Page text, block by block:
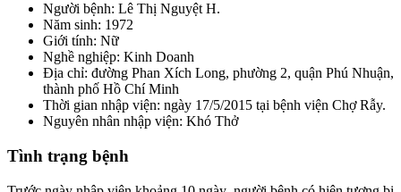
Người bệnh: Lê Thị Nguyệt H.
Năm sinh: 1972
Giới tính: Nữ
Nghề nghiệp: Kinh Doanh
Địa chỉ: đường Phan Xích Long, phường 2, quận Phú Nhuận,
thành phố Hồ Chí Minh
Thời gian nhập viện: ngày 17/5/2015 tại bệnh viện Chợ Rẫy.
Nguyên nhân nhập viện: Khó Thở
Tình trạng bệnh